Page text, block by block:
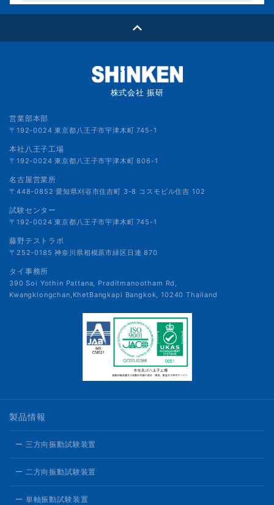
株式会社 振研
営業部本部
〒192-0024 東京都八王子市宇津木町 745-1
本社八王子工場
〒192-0024 東京都八王子市宇津木町 806-1
名古屋営業所
〒448-0852 愛知県刈谷市住吉町 3-8 コスモビル住吉 102
試験センター
〒192-0024 東京都八王子市宇津木町 745-1
藤野テストラボ
〒252-0185 神奈川県相模原市緑区日連 870
タイ事務所
390 Soi Yothin Pattana, Praditmanootham Rd,
Kwangklongchan,KhetBangkapi Bangkok, 10240 Thailand
製品情報
ー 三方向振動試験装置
ー 二方向振動試験装置
ー 単軸振動試験装置